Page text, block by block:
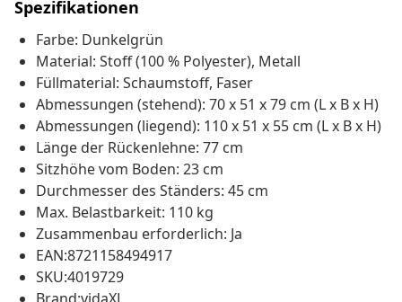
Spezifikationen
Farbe: Dunkelgrün
Material: Stoff (100 % Polyester), Metall
Füllmaterial: Schaumstoff, Faser
Abmessungen (stehend): 70 x 51 x 79 cm (L x B x H)
Abmessungen (liegend): 110 x 51 x 55 cm (L x B x H)
Länge der Rückenlehne: 77 cm
Sitzhöhe vom Boden: 23 cm
Durchmesser des Ständers: 45 cm
Max. Belastbarkeit: 110 kg
Zusammenbau erforderlich: Ja
EAN:8721158494917
SKU:4019729